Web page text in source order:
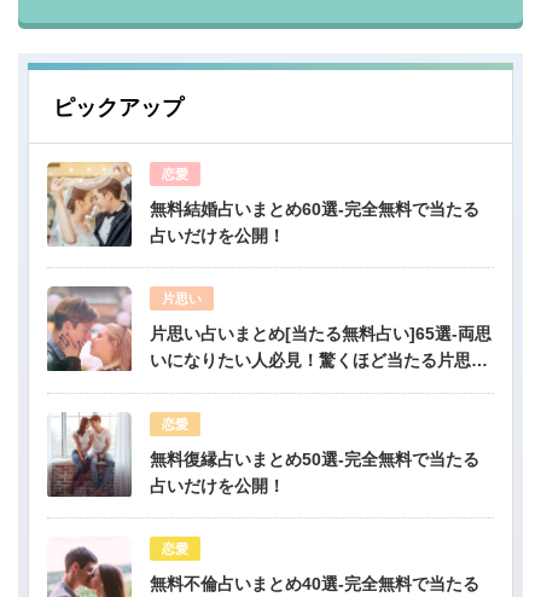
ピックアップ
恋愛
無料結婚占いまとめ60選-完全無料で当たる
占いだけを公開！
片思い
片思い占いまとめ[当たる無料占い]65選-両思
いになりたい人必見！驚くほど当たる片思い
恋愛
無料復縁占いまとめ50選-完全無料で当たる
占いだけを公開！
恋愛
無料不倫占いまとめ40選-完全無料で当たる